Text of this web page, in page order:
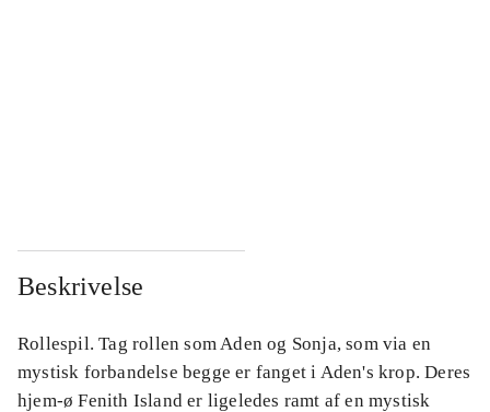
Beskrivelse
Rollespil. Tag rollen som Aden og Sonja, som via en
mystisk forbandelse begge er fanget i Aden's krop. Deres
hjem-ø Fenith Island er ligeledes ramt af en mystisk